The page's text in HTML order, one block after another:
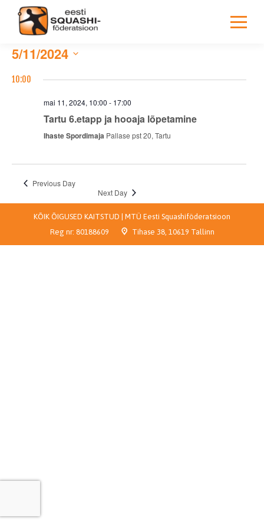
5/11/2024
10:00
mai 11, 2024, 10:00 - 17:00
Tartu 6.etapp ja hooaja lõpetamine
Ihaste Spordimaja Pallase pst 20, Tartu
Previous Day
Next Day
KÕIK ÕIGUSED KAITSTUD | MTÜ Eesti Squashiföderatsioon
Reg nr: 80188609 Tihase 38, 10619 Tallinn